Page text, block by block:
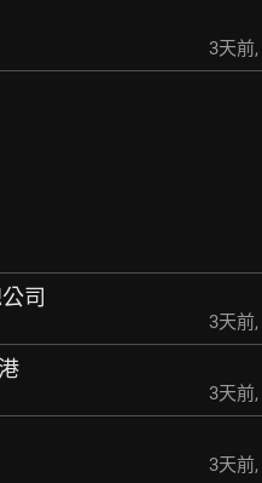
3天前,
司
3天前,
3天前,
3天前,